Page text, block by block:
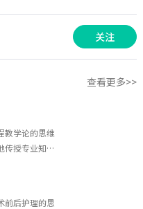
关注
查看更多>>
教学论的思维
传授专业知
前后护理的思